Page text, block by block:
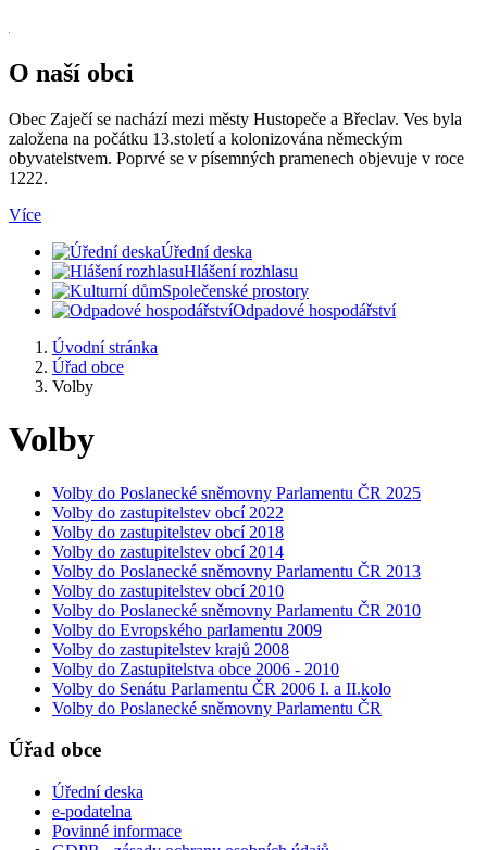
O naší obci
Obec Zaječí se nachází mezi městy Hustopeče a Břeclav. Ves byla
založena na počátku 13.století a kolonizována německým
obyvatelstvem. Poprvé se v písemných pramenech objevuje v roce
1222.
Více
Úřední deska
Hlášení rozhlasu
Společenské prostory
Odpadové hospodářství
Úvodní stránka
Úřad obce
Volby
Volby
Volby do Poslanecké sněmovny Parlamentu ČR 2025
Volby do zastupitelstev obcí 2022
Volby do zastupitelstev obcí 2018
Volby do zastupitelstev obcí 2014
Volby do Poslanecké sněmovny Parlamentu ČR 2013
Volby do zastupitelstev obcí 2010
Volby do Poslanecké sněmovny Parlamentu ČR 2010
Volby do Evropského parlamentu 2009
Volby do zastupitelstev krajů 2008
Volby do Zastupitelstva obce 2006 - 2010
Volby do Senátu Parlamentu ČR 2006 I. a II.kolo
Volby do Poslanecké sněmovny Parlamentu ČR
Úřad obce
Úřední deska
e-podatelna
Povinné informace